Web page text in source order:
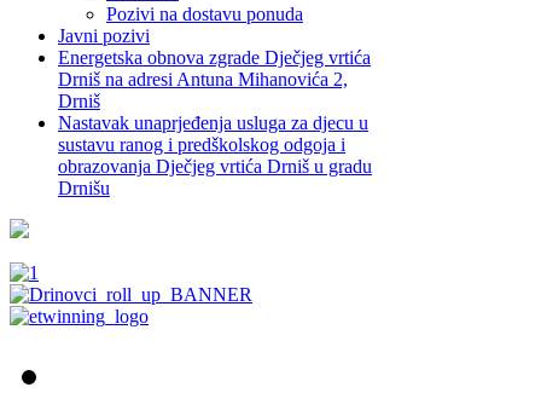
Pozivi na dostavu ponuda
Javni pozivi
Energetska obnova zgrade Dječjeg vrtića
Drniš na adresi Antuna Mihanovića 2,
Drniš
Nastavak unaprjeđenja usluga za djecu u
sustavu ranog i predškolskog odgoja i
obrazovanja Dječjeg vrtića Drniš u gradu
Drnišu